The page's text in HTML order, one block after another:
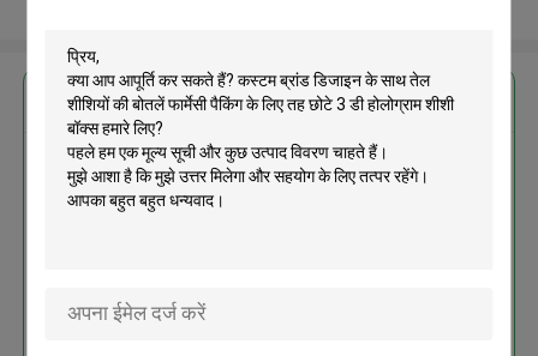
सबसे उत्तम प्रतिदान प्राप्त करें
कस्टम ब्रांड डिजाइन के साथ तेल शीशियों
की बोतलें फार्मेसी पैकिंग के लिए तह छोटे 3